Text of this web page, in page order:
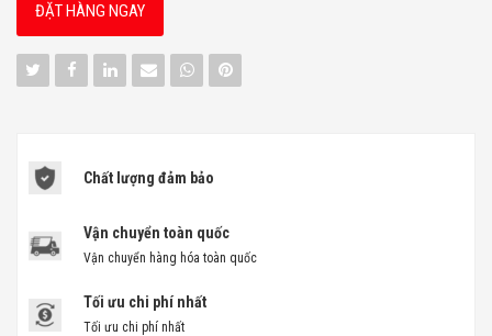
ĐẶT HÀNG NGAY
Chất lượng đảm bảo
Vận chuyển toàn quốc
Vận chuyển hàng hóa toàn quốc
Tối ưu chi phí nhất
Tối ưu chi phí nhất